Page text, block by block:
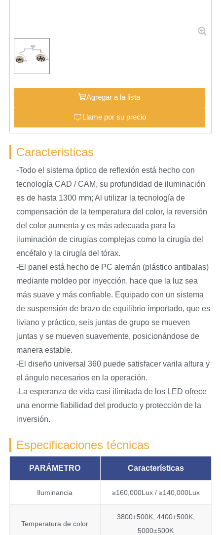
Agregar a la lista
Llame por su precio
Caracteristicas
-Todo el sistema óptico de reflexión está hecho con
tecnología CAD / CAM, su profundidad de iluminación
es de hasta 1300 mm; Al utilizar la tecnología de
compensación de la temperatura del color, la reversión
del color aumenta y es más adecuada para la
iluminación de cirugías complejas como la cirugía del
encéfalo y la cirugía del tórax.
-El panel está hecho de PC alemán (plástico antibalas)
mediante moldeo por inyección, hace que la luz sea
más suave y más confiable. Equipado con un sistema
de suspensión de brazo de equilibrio importado, que es
liviano y práctico, seis juntas de grupo se mueven
juntas y se mueven suavemente, posicionándose de
manera estable.
-El diseño universal 360 puede satisfacer varila altura y
el ángulo necesarios en la operación.
-La esperanza de vida casi ilimitada de los LED ofrece
una enorme fiabilidad del producto y protección de la
inversión.
Especificaciones técnicas
PARÁMETRO Características
Iluminancia ≥160,000Lux / ≥140,000Lux
Temperatura de color
3800±500K, 4400±500K,
5000±500K